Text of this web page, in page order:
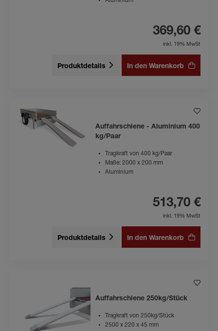
369,60 €
inkl. 19% MwSt
Produktdetails In den Warenkorb
Auffahrschiene - Aluminium 400
kg/Paar
Tragkraft von 400 kg/Paar
Maße: 2000 x 200 mm
Aluminium
513,70 €
inkl. 19% MwSt
Produktdetails In den Warenkorb
Auffahrschiene 250kg/Stück
Tragkraft von 250kg/Stück
2500 x 220 x 45 mm